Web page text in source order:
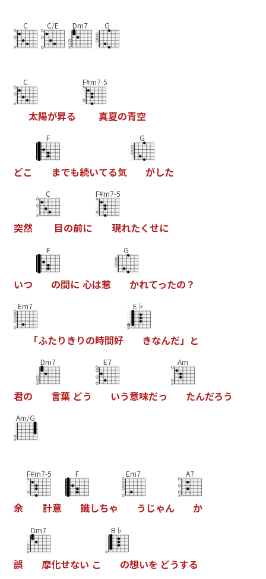
C C/E Dm7 G
C
太陽が昇る
F#m7-5
真夏の青空
どこ
F
までも続いてる気
G
がした
突然
C
目の前に
F#m7-5
現れたくせに
いつ
F
の間に 心は惹
G
かれてったの ？
Em7
「ふたり き りの時間好
E♭
きなんだ」 と
君の
Dm7
言葉 どう
E7
いう意味だっ
Am
たんだろう
Am/G
余
F#m7-5
計意
F
識しちゃ
Em7
う じゃん
A7
か
誤
Dm7
摩化せない こ
B♭
の想いを どうする